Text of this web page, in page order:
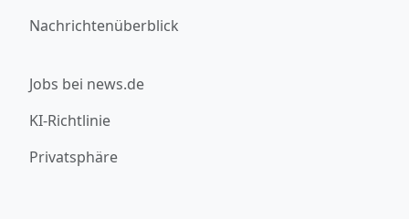
Nachrichtenüberblick
Jobs bei news.de
KI-Richtlinie
Privatsphäre